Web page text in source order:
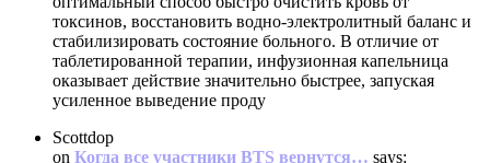
токсинов, восстановить водно-электролитный баланс и
стабилизировать состояние больного. В отличие от
таблетированной терапии, инфузионная капельница
оказывает действие значительно быстрее, запуская
усиленное выведение проду
Scottdop
on Когда все участники BTS вернутся… says: